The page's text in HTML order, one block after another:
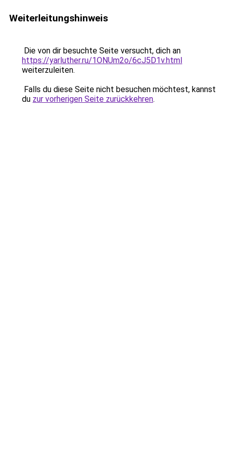
Weiterleitungshinweis
Die von dir besuchte Seite versucht, dich an
https://yarluther.ru/1ONUm2o/6cJ5D1v.html
weiterzuleiten.
Falls du diese Seite nicht besuchen möchtest, kannst
du zur vorherigen Seite zurückkehren.